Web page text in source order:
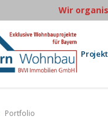
Wir
Portfolio